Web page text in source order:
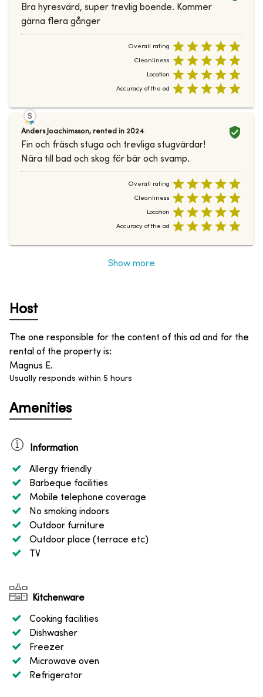
Bra hyresvärd, super trevlig boende. Kommer
gärna flera gånger
Overall rating
Cleanliness
Location
Accuracy of the ad
Anders Joachimsson, rented in 2024
Fin och fräsch stuga och trevliga stugvärdar!
Nära till bad och skog för bär och svamp.
Overall rating
Cleanliness
Location
Accuracy of the ad
Show more
Host
The one responsible for the content of this ad and for the
rental of the property is:
Magnus E.
Usually responds within 5 hours
Amenities
Information
Allergy friendly
Barbeque facilities
Mobile telephone coverage
No smoking indoors
Outdoor furniture
Outdoor place (terrace etc)
TV
Kitchenware
Cooking facilities
Dishwasher
Freezer
Microwave oven
Refrigerator